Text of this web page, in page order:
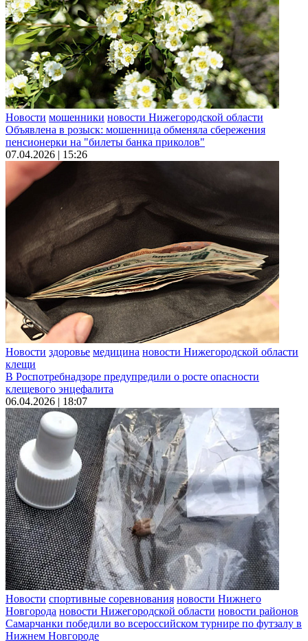
Новости мошенники новости Нижегородской области
Объявлена в розыск: мошенница обменяла сбережения
пенсионерки на "билеты банка приколов"
07.04.2026 | 15:26
Новости здоровье медицина новости Нижегородской области
клещи
В Роспотребнадзоре предупредили о росте опасности
клещевого энцефалита
06.04.2026 | 18:07
Новости спортивные соревнования новости Нижнего
Новгорода новости Нижегородской области новости районов
Самарчанки победили во всероссийском турнире по футзалу в
Нижнем Новгороде